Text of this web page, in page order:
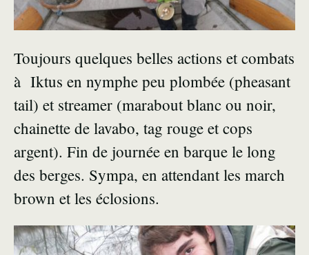
Toujours quelques belles actions et combats
à Iktus en nymphe peu plombée (pheasant
tail) et streamer (marabout blanc ou noir,
chainette de lavabo, tag rouge et cops
argent). Fin de journée en barque le long
des berges. Sympa, en attendant les march
brown et les éclosions.